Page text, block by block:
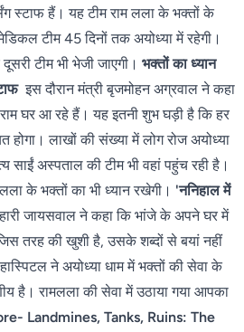
स्टाफ हैं। यह टीम राम लला के भक्तों के
टीम 45 दिनों तक अयोध्या में रहेगी।
टीम भी भेजी जाएगी। भक्तों का ध्यान
इस दौरान मंत्री बृजमोहन अग्रवाल ने कहा
घर आ रहे हैं। यह इतनी शुभ घड़ी है कि हर
होगा। लाखों की संख्या में लोग रोज अयोध्या
अस्पताल की टीम भी वहां पहुंच रही है।
के भक्तों का भी ध्यान रखेगी। 'ननिहाल में
जायसवाल ने कहा कि भांजे के अपने घर में
तरह की खुशी है, उसके शब्दों से बयां नहीं
ने अयोध्या धाम में भक्तों की सेवा के
है। रामलला की सेवा में उठाया गया आपका
Landmines, Tanks, Ruins: The